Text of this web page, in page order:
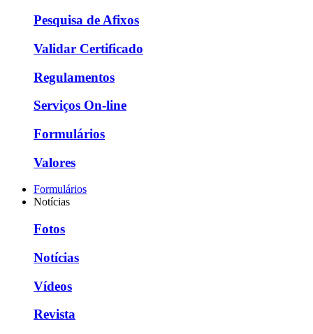
Pesquisa de Afixos
Validar Certificado
Regulamentos
Serviços On-line
Formulários
Valores
Formulários
Notícias
Fotos
Notícias
Vídeos
Revista